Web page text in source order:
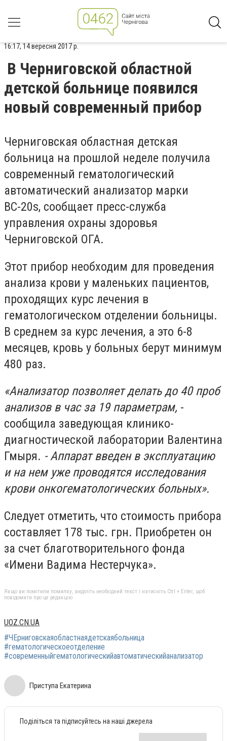
16:17, 14 вересня 2017 р.
В Черниговской областной
детской больнице появился
новый современный прибор
Черниговская областная детская
больница на прошлой неделе получила
современный гематологический
автоматический анализатор марки
ВС-20s, сообщает пресс-служба
управления охраны здоровья
Черниговской ОГА.
Этот прибор необходим для проведения
анализа крови у маленьких пациентов,
проходящих курс лечения в
гематологическом отделении больницы.
В среднем за курс лечения, а это 6-8
месяцев, кровь у больных берут минимум
480 раз.
«Анализатор позволяет делать до 40 проб
анализов в час за 19 параметрам, -
сообщила заведующая клинико-
диагностической лаборатории Валентина
Гмыря. - Аппарат введен в эксплуатацию
и на нем уже проводятся исследования
крови онкогематологических больных».
Следует отметить, что стоимость прибора
составляет 178 тыс. грн. Приобретен он
за счет благотворительного фонда
«Имени Вадима Нестерчука».
Якщо ви помітили помилку, виділіть необхідний текст і натисніть Ctrl + Enter, щоб
повідомити про це редакцію
UOZ.CN.UA
#ЧЕрниговскаяобластнаядетскаябольница
#гематологическоеотделение
#современныйгематологическийавтоматическийанализатор
Приступа Екатерина
Поділіться та підписуйтесь на наші джерела